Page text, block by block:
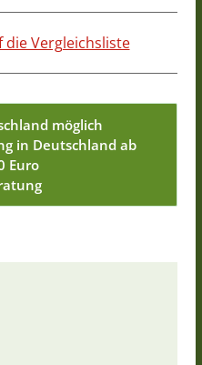
die Vergleichsliste
möglich
in Deutschland ab
Euro